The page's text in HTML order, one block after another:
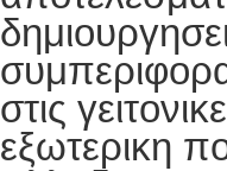
στις
εξωτερικη